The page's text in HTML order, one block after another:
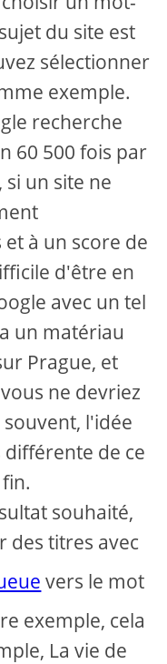
du site est
sélectionner
exemple.
recherche
60 500 fois par
un site ne
à un score de
d'être en
avec un tel
un matériau
Prague, et
ne devriez
l'idée
de ce
souhaité,
des titres avec
vers le mot
exemple, cela
La vie de